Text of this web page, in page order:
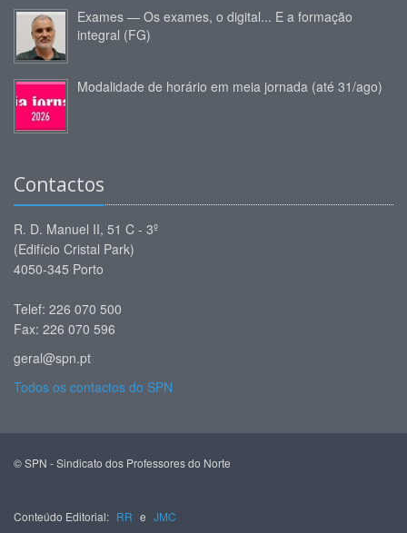
Exames — Os exames, o digital... E a formação
integral (FG)
Modalidade de horário em meia jornada (até 31/ago)
Contactos
R. D. Manuel II, 51 C - 3º
(Edifício Cristal Park)
4050-345 Porto
Telef: 226 070 500
Fax: 226 070 596
geral@spn.pt
Todos os contactos do SPN
© SPN - Sindicato dos Professores do Norte
Conteúdo Editorial: RR e JMC